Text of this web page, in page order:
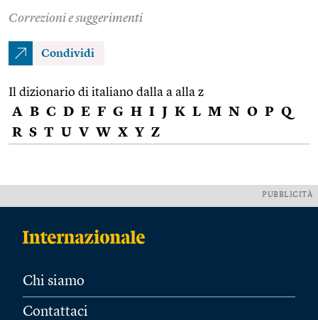
Correzioni e suggerimenti
Condividi
Il dizionario di italiano dalla a alla z
A B C D E F G H I J K L M N O P Q
R S T U V W X Y Z
PUBBLICITÀ
Chi siamo
Contattaci